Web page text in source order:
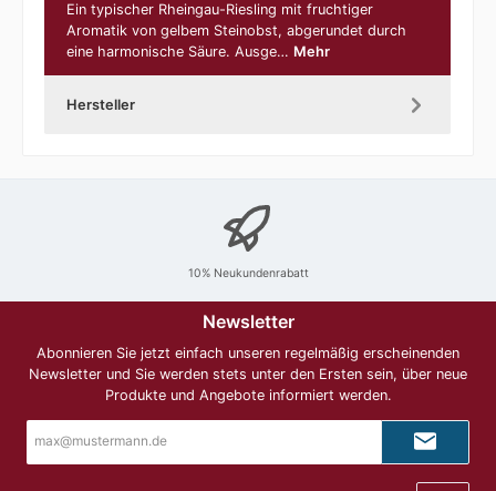
Ein typischer Rheingau-Riesling mit fruchtiger
Aromatik von gelbem Steinobst, abgerundet durch
eine harmonische Säure. Ausge… Mehr
Hersteller
10% Neukundenrabatt
Newsletter
Abonnieren Sie jetzt einfach unseren regelmäßig erscheinenden
Newsletter und Sie werden stets unter den Ersten sein, über neue
Produkte und Angebote informiert werden.
Adresse*